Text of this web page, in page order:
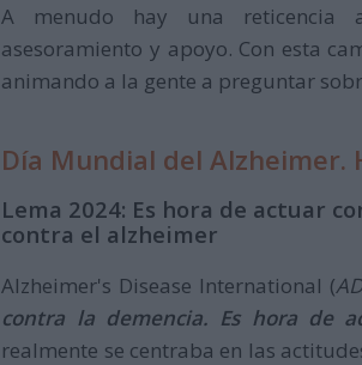
A menudo hay una reticencia
asesoramiento y apoyo. Con esta
animando a la gente a preguntar
Día Mundial del Alzheimer.
Lema 2024: Es hora de actuar
contra el alzheimer
Alzheimer's Disease International (
contra la demencia. Es hora de
realmente se centraba en las